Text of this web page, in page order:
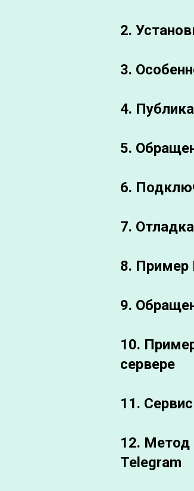
2.
3.
4.
5.
6.
7.
8. Пример
9.
10.
сервере
11.
12. Метод
Telegram